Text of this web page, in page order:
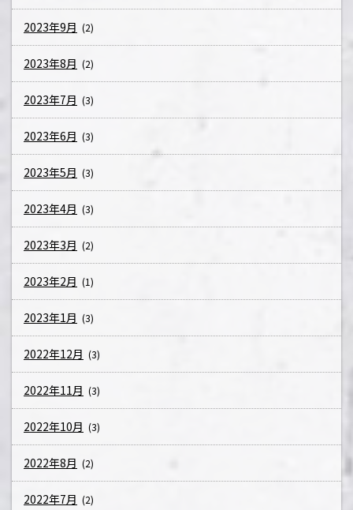
2023年9月 (2)
2023年8月 (2)
2023年7月 (3)
2023年6月 (3)
2023年5月 (3)
2023年4月 (3)
2023年3月 (2)
2023年2月 (1)
2023年1月 (3)
2022年12月 (3)
2022年11月 (3)
2022年10月 (3)
2022年8月 (2)
2022年7月 (2)